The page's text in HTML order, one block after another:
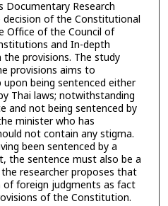
Documentary Research
of the Constitutional
Office of the Council of
and In-depth
provisions. The study
provisions aims to
being sentenced either
Thai laws; notwithstanding
and not being sentenced by
minister who has
not contain any stigma.
been sentenced by a
the sentence must also be a
researcher proposes that
foreign judgments as fact
of the Constitution.